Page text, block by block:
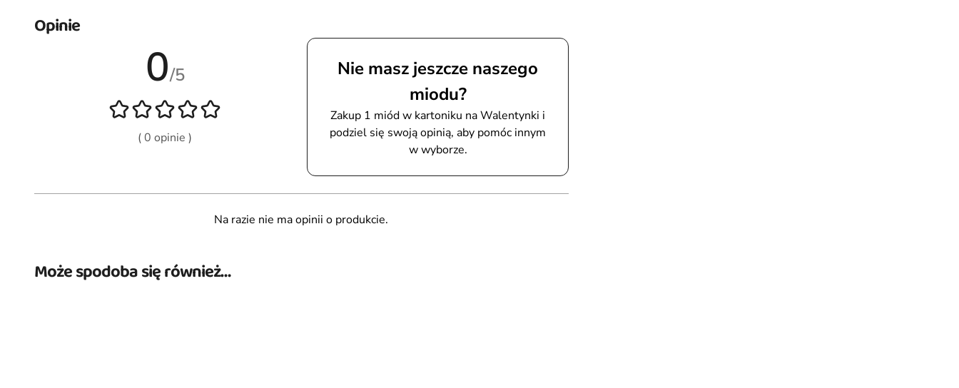
Opinie
0/5
( 0 opinie )
Nie masz jeszcze naszego
miodu?
Zakup 1 miód w kartoniku na Walentynki i
podziel się swoją opinią, aby pomóc innym
w wyborze.
Na razie nie ma opinii o produkcie.
Może spodoba się również…